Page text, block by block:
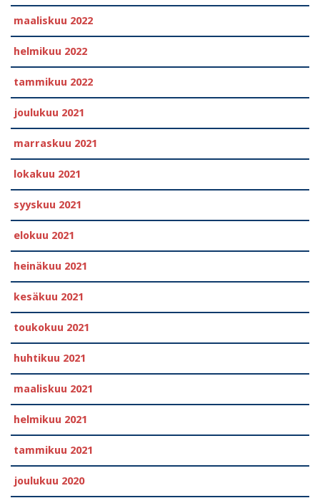
maaliskuu 2022
helmikuu 2022
tammikuu 2022
joulukuu 2021
marraskuu 2021
lokakuu 2021
syyskuu 2021
elokuu 2021
heinäkuu 2021
kesäkuu 2021
toukokuu 2021
huhtikuu 2021
maaliskuu 2021
helmikuu 2021
tammikuu 2021
joulukuu 2020